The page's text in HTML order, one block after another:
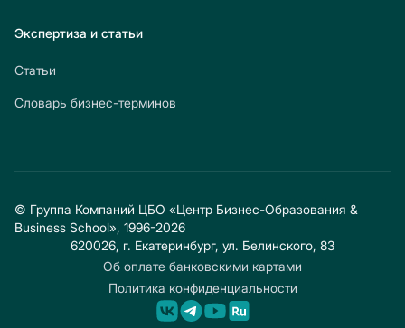
Экспертиза и статьи
Статьи
Словарь бизнес-терминов
© Группа Компаний ЦБО «Центр Бизнес-Образования &
Business School», 1996-2026
620026, г. Екатеринбург, ул. Белинского, 83
Об оплате банковскими картами
Политика конфиденциальности